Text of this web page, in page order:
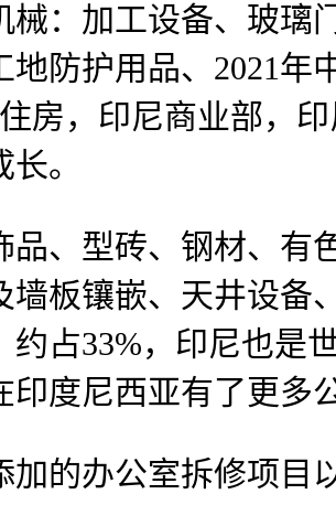
：加工设备、玻璃
防护用品、2021年
房，印尼商业部，
。
型砖、钢材、有
板镶嵌、天井设备
占33%，印尼也是
度尼西亚有了更多
办公室拆修项目